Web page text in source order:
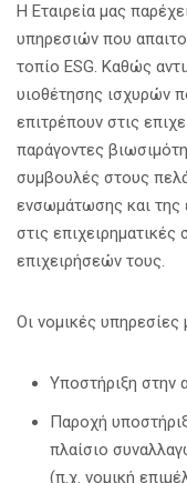
Η Εταιρεία μας
υπηρεσιών που
τοπίο ESG. Καθώς
υιοθέτησης ισχυρών
επιτρέπουν στις
παράγοντες
συμβουλές στους
ενσωμάτωσης και
στις επιχειρηματικές
επιχειρήσεών τους.
Οι νομικές υπηρεσίες
Υποστήριξη στην
Παροχή
πλαίσιο
(π.χ. νομική